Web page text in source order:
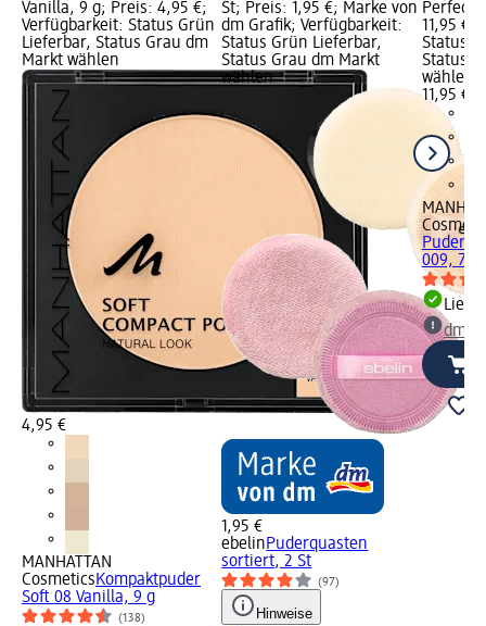
Vanilla, 9 g; Preis: 4,95 €;
Verfügbarkeit: Status Grün
Lieferbar, Status Grau dm
Markt wählen
4,95 €
MANHATTAN
CosmeticsKompaktpuder
Soft 08 Vanilla, 9 g
(138)
St; Preis: 1,95 €; Marke von
dm Grafik; Verfügbarkeit:
Status Grün Lieferbar,
Status Grau dm Markt
wählen
1,95 €
ebelinPuderquasten
sortiert, 2 St
(97)
Hinweise
11,95 €;
Status
Status
wählen
11,95 €
Puder
009, 7 g
dm